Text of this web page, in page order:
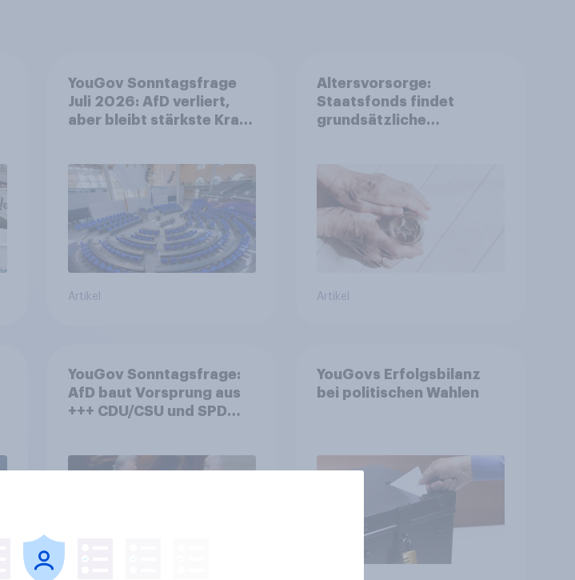
YouGov Sonntagsfrage
Juli 2026: AfD verliert,
aber bleibt stärkste Kraft
Bevölkerung
Artikel
Altersvorsorge:
Staatsfonds findet
grundsätzliche
entscheiden über die
Akzeptanz
Artikel
YouGov Sonntagsfrage:
AfD baut Vorsprung aus
+++ CDU/CSU und SPD
wünschen sich Fußball-
YouGovs Erfolgsbilanz
bei politischen Wahlen